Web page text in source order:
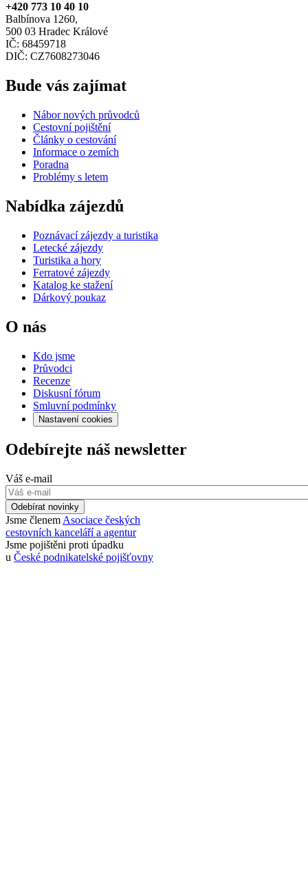
+420 773 10 40 10
Balbínova 1260,
500 03 Hradec Králové
IČ: 68459718
DIČ: CZ7608273046
Bude vás zajímat
Nábor nových průvodců
Cestovní pojištění
Články o cestování
Informace o zemích
Poradna
Problémy s letem
Nabídka zájezdů
Poznávací zájezdy a turistika
Letecké zájezdy
Turistika a hory
Ferratové zájezdy
Katalog ke stažení
Dárkový poukaz
O nás
Kdo jsme
Průvodci
Recenze
Diskusní fórum
Smluvní podmínky
Nastavení cookies
Odebírejte náš newsletter
Váš e-mail
Odebírat novinky
Jsme členem Asociace českých
cestovních kanceláří a agentur
Jsme pojištěni proti úpadku
u České podnikatelské pojišťovny